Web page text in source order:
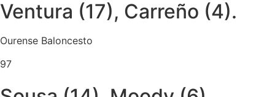
Ventura (17), Carreño (4).
Ourense Baloncesto
97